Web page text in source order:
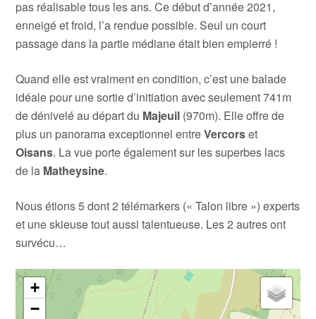
pas réalisable tous les ans. Ce début d’année 2021,
enneigé et froid, l’a rendue possible. Seul un court
passage dans la partie médiane était bien empierré !
Quand elle est vraiment en condition, c’est une balade
idéale pour une sortie d’initiation avec seulement 741m
de dénivelé au départ du Majeuil (970m). Elle offre de
plus un panorama exceptionnel entreVercorset
Oisans. La vue porte également sur les superbes lacs
de la Matheysine.
Nous étions 5 dont 2 télémarkers (« Talon libre ») experts
et une skieuse tout aussi talentueuse. Les 2 autres ont
survécu…
+
−